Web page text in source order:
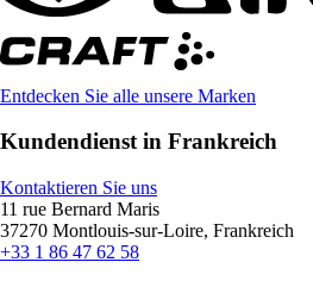
Entdecken Sie alle unsere Marken
Kundendienst in Frankreich
Kontaktieren Sie uns
11 rue Bernard Maris
37270 Montlouis-sur-Loire, Frankreich
+33 1 86 47 62 58